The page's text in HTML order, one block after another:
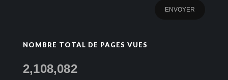
NOMBRE TOTAL DE PAGES VUES
2,108,082